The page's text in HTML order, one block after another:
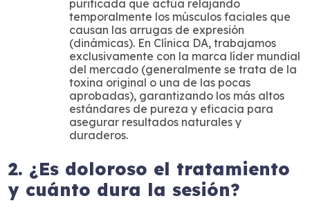
purificada que actúa relajando
temporalmente los músculos faciales que
causan las arrugas de expresión
(dinámicas). En Clínica DA, trabajamos
exclusivamente con la marca líder mundial
del mercado (generalmente se trata de la
toxina original o una de las pocas
aprobadas), garantizando los más altos
estándares de pureza y eficacia para
asegurar resultados naturales y
duraderos.
2. ¿Es doloroso el tratamiento
y cuánto dura la sesión?